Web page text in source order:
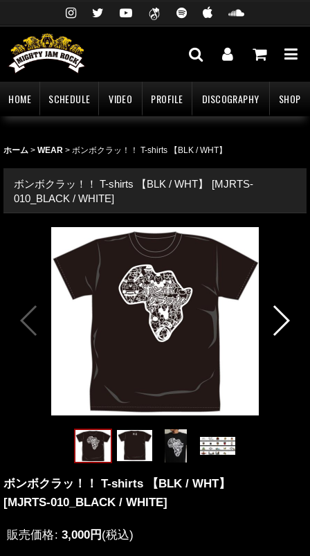
HOME SCHEDULE VIDEO PROFILE DISCOGRAPHY SHOP
ホーム > WEAR > ボンボクラッ！！ T-shirts 【BLK / WHT】
ボンボクラッ！！ T-shirts 【BLK / WHT】 [MJRTS-
010_BLACK / WHITE]
ボンボクラッ！！ T-shirts 【BLK / WHT】
[MJRTS-010_BLACK / WHITE]
販売価格: 3,000円(税込)